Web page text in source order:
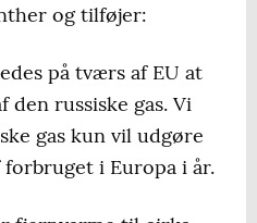
og tilføjer:
på tværs af EU at
russiske gas. Vi
gas kun vil udgøre
i Europa i år.